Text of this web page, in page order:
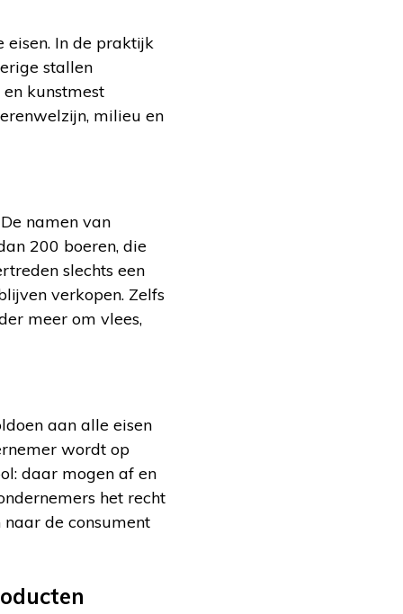
eisen. In de praktijk
stallen
kunstmest
milieu en
namen van
200 boeren, die
slechts een
verkopen. Zelfs
meer om vlees,
aan alle eisen
wordt op
daar mogen af en
het recht
de consument